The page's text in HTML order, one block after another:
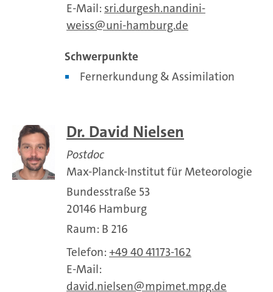
E-Mail: sri.durgesh.nandini-
weiss
uni-hamburg.de
Schwerpunkte
Fernerkundung & Assimilation
Dr. David Nielsen
Postdoc
Max-Planck-Institut für Meteorologie
Bundesstraße 53
20146 Hamburg
Raum: B 216
Telefon: +49 40 41173-162
E-Mail:
david.nielsen
mpimet.mpg.de